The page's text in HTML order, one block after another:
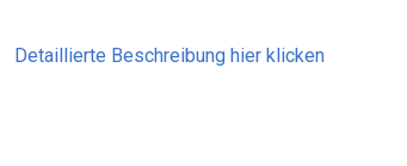
Detaillierte Beschreibung hier klicken